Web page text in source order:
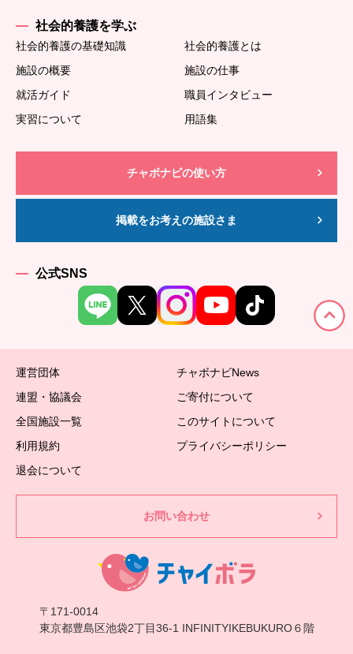
社会的養護を学ぶ
社会的養護の基礎知識
社会的養護とは
施設の概要
施設の仕事
就活ガイド
職員インタビュー
実習について
用語集
チャボナビの使い方
掲載をお考えの施設さま
公式SNS
運営団体
チャボナビNews
連盟・協議会
ご寄付について
全国施設一覧
このサイトについて
利用規約
プライバシーポリシー
退会について
お問い合わせ
〒171-0014
東京都豊島区池袋2丁目36-1 INFINITYIKEBUKURO６階